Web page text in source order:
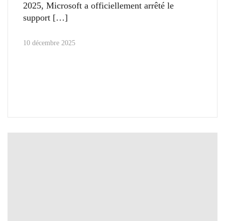
2025, Microsoft a officiellement arrêté le
support
10 décembre 2025